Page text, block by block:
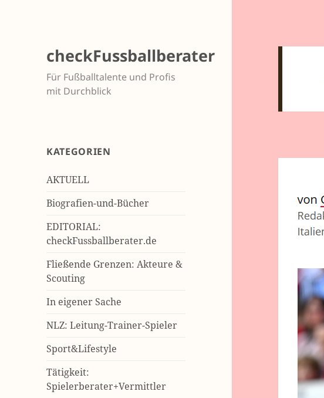
checkFussballberater
Für Fußballtalente und Profis
mit Durchblick
KATEGORIEN
AKTUELL
Biografien-und-Bücher
EDITORIAL:
checkFussballberater.de
Fließende Grenzen: Akteure &
Scouting
In eigener Sache
NLZ: Leitung-Trainer-Spieler
Sport&Lifestyle
Tätigkeit:
Spielerberater+Vermittler